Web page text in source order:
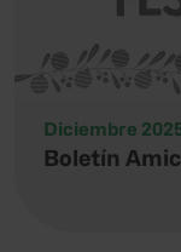
Diciembre
Boletín